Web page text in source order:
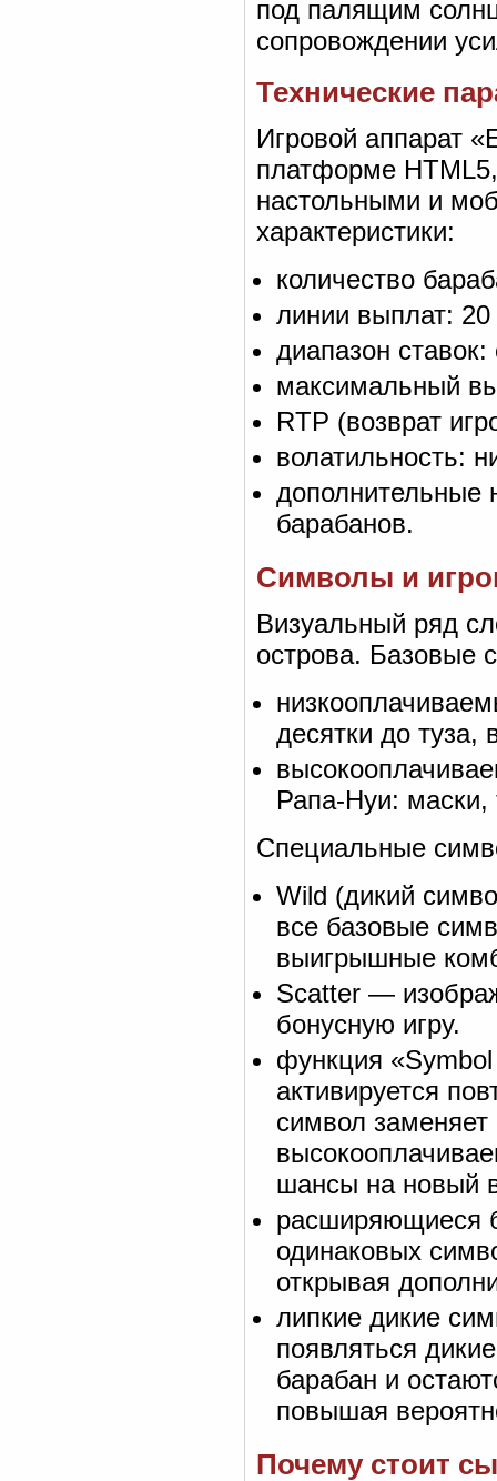
под палящим
сопровождении
Технические
Игровой аппарат
платформе
настольными и
характеристики:
количество
линии выплат:
диапазон
максимальный
RTP (возврат
волатильность:
дополнительные
барабанов.
Символы и
Визуальный ряд
острова. Базовые
десятки до
Рапа-Нуи:
Специальные
Wild (дикий
все базовые
выигрышные
Scatter —
бонусную игру.
функция
активируется
символ
шансы на новый
расширяющиеся
одинаковых
открывая
липкие дикие
появляться
барабан и
повышая
Почему стоит